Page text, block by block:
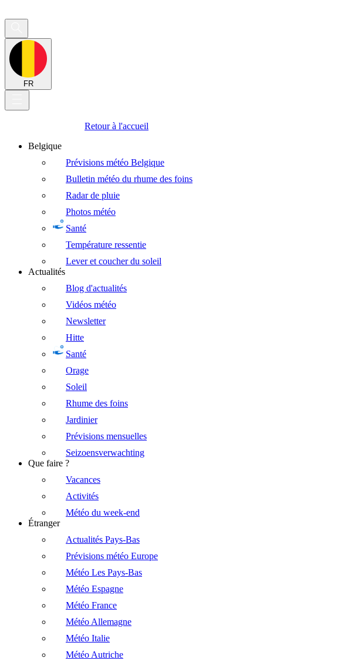
FR
Retour à l'accueil
Belgique
Prévisions météo Belgique
Bulletin météo du rhume des foins
Radar de pluie
Photos météo
Santé
Température ressentie
Lever et coucher du soleil
Actualités
Blog d'actualités
Vidéos météo
Newsletter
Hitte
Santé
Orage
Soleil
Rhume des foins
Jardinier
Prévisions mensuelles
Seizoensverwachting
Que faire ?
Vacances
Activités
Météo du week-end
Étranger
Actualités Pays-Bas
Prévisions météo Europe
Météo Les Pays-Bas
Météo Espagne
Météo France
Météo Allemagne
Météo Italie
Météo Autriche